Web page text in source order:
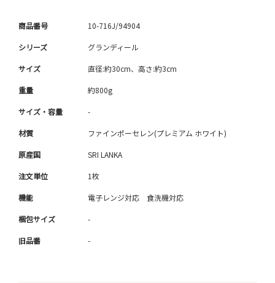
商品番号 10-716J/94904
シリーズ グランディール
サイズ 直径:約30cm、高さ:約3cm
重量 約800g
サイズ・容量 -
材質 ファインポーセレン(プレミアム ホワイト)
原産国 SRI LANKA
注文単位 1枚
機能 電子レンジ対応 食洗機対応
梱包サイズ -
旧品番 -